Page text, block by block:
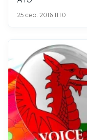
25 сер. 2016 11:10